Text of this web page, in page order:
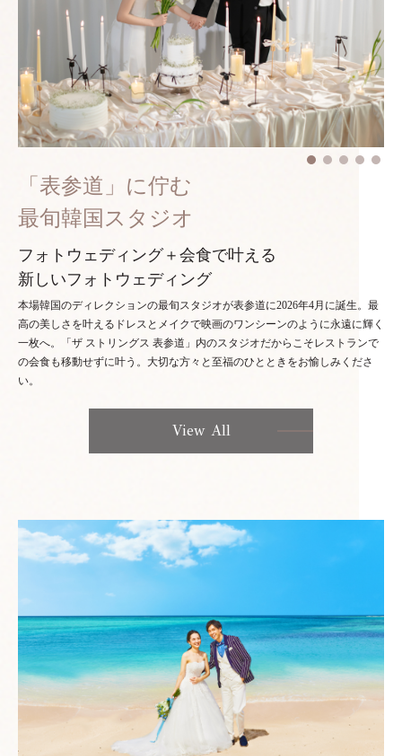
「表参道」に佇む
最旬韓国スタジオ
フォトウェディング＋会食で叶える
新しいフォトウェディング
本場韓国のディレクションの最旬スタジオが表参道に2026年4月に誕生。最
高の美しさを叶えるドレスとメイクで映画のワンシーンのように永遠に輝く
一枚へ。「ザ ストリングス 表参道」内のスタジオだからこそレストランで
の会食も移動せずに叶う。大切な方々と至福のひとときをお愉しみくださ
い。
View All